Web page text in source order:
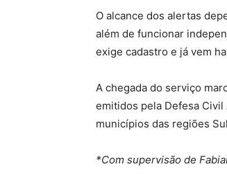
O alcance dos alertas
além de funcionar
exige cadastro e já vem
A chegada do serviço
emitidos pela Defesa
municípios das regiões
*Com supervisão de